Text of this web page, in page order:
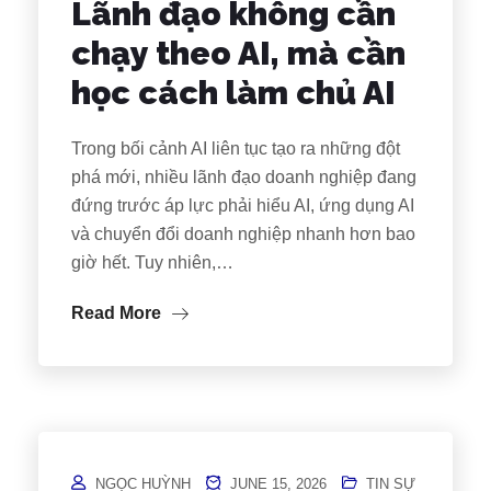
Lãnh đạo không cần
chạy theo AI, mà cần
học cách làm chủ AI
Trong bối cảnh AI liên tục tạo ra những đột
phá mới, nhiều lãnh đạo doanh nghiệp đang
đứng trước áp lực phải hiểu AI, ứng dụng AI
và chuyển đổi doanh nghiệp nhanh hơn bao
giờ hết. Tuy nhiên,…
Read More
NGỌC HUỲNH JUNE 15, 2026 TIN SỰ